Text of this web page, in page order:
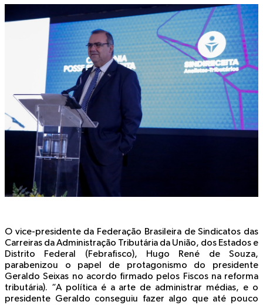
O vice-presidente da Federação Brasileira de Sindicatos das
Carreiras da Administração Tributária da União, dos Estados e
Distrito Federal (Febrafisco), Hugo René de Souza,
parabenizou o papel de protagonismo do presidente
Geraldo Seixas no acordo firmado pelos Fiscos na reforma
tributária). “A política é a arte de administrar médias, e o
presidente Geraldo conseguiu fazer algo que até pouco